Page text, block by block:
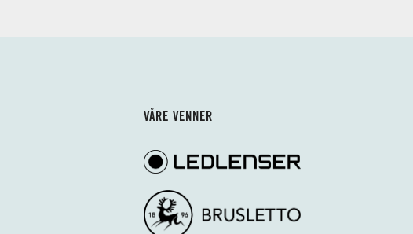
VÅRE VENNER